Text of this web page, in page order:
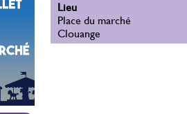
Lieu
Place du marché
Clouange